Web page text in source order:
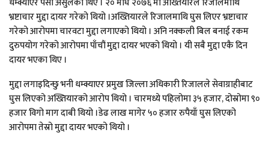
भ्रष्टाचार मुद्दा दायर गरेको थियो ।अख्तियारले रिजालमाथि घुस लिएर भ्रष्टाचार
गरेको आरोपमा चारवटा मुद्दा लगाएको थियो । अनि नक्कली बिल बनाई रकम
दुरुपयोग गरेको आरोपमा पाँचौं मुद्दा दायर भएको थियो । यी सबै मुद्दा एकै दिन
दायर भएका थिए ।
मुद्दा लगाइदिन्छु भनी धम्क्याएर प्रमुख जिल्ला अधिकारी रिजालले सेवाग्राहीबाट
घुस लिएको अख्तियारको आरोप थियो । चारमध्ये पहिलोमा ३५ हजार, दोस्रोमा ९०
हजार विगो माग दाबी थियो ।डेढ लाख मागेर ५० हजार रुपैयाँ घुस लिएको
आरोपमा तेस्रो मुद्दा दायर भएको थियो ।